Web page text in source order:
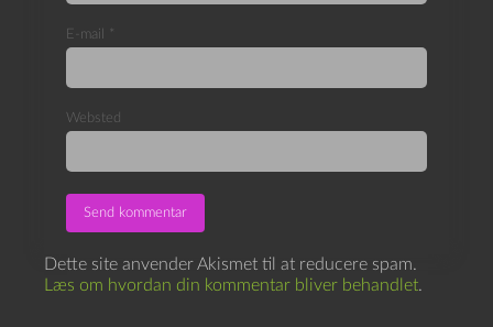
E-mail *
Websted
Dette site anvender Akismet til at reducere spam.
Læs om hvordan din kommentar bliver behandlet.